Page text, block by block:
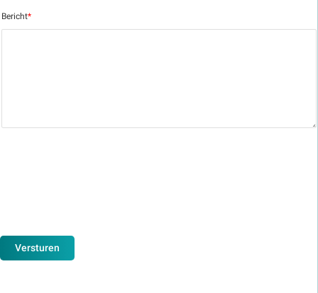
Bericht*
Versturen